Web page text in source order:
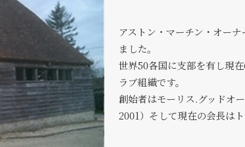
アストン・マーチン・オー
ました。
世界50各国に支部を有し現
ラブ組織です。
創始者はモーリス.グッド
2001）そして現在の会長は